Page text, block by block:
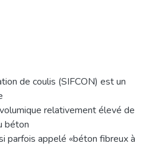
de coulis (SIFCON) est un
relativement élevé de
béton
parfois appelé «béton fibreux à